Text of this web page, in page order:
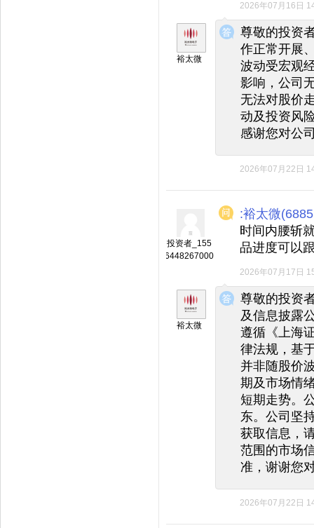
2026年07月16日
◆
◆
裕太微
尊敬的投资
作正常开展
波动受宏观
影响，公司
无法对股价
动及投资风
感谢您对公
2026年07月22日
投资者_155
6448267000
:裕太微
时间内腰斩
品进度可以
2026年07月17日
◆
◆
裕太微
尊敬的投资
及信息披露
遵循《上海
律法规，基
并非随股价
期及市场情
短期走势。
东。公司坚
获取信息，
范围的市场
准，谢谢您
2026年07月22日